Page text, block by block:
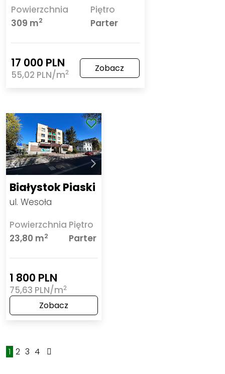
Powierzchnia
309 m2
Piętro
Parter
17 000 PLN
55,02 PLN/m2 Zobacz
Białystok Piaski
ul. Wesoła
Powierzchnia
23,80 m2
Piętro
Parter
1 800 PLN
75,63 PLN/m2
Zobacz
1 2 3 4